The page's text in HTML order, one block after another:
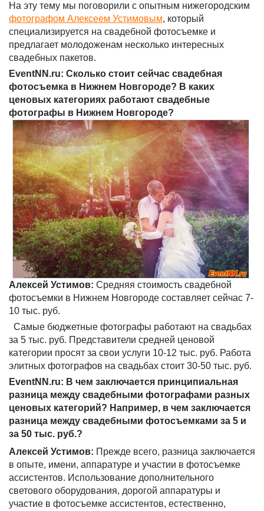
На эту тему мы поговорили с опытным нижегородским
фотографом Алексеем Устимовым, который
специализируется на свадебной фотосъемке и
предлагает молодоженам несколько интересных
свадебных пакетов.
EventNN.ru: Сколько стоит сейчас свадебная
фотосъемка в Нижнем Новгороде? В каких
ценовых категориях работают свадебные
фотографы в Нижнем Новгороде?
Алексей Устимов: Средняя стоимость свадебной
фотосъемки в Нижнем Новгороде составляет сейчас 7-
10 тыс. руб.
Самые бюджетные фотографы работают на свадьбах
за 5 тыс. руб. Представители средней ценовой
категории просят за свои услуги 10-12 тыс. руб. Работа
элитных фотографов на свадьбах стоит 30-50 тыс. руб.
EventNN.ru: В чем заключается принципиальная
разница между свадебными фотографами разных
ценовых категорий? Например, в чем заключается
разница между свадебными фотосъемками за 5 и
за 50 тыс. руб.?
Алексей Устимов: Прежде всего, разница заключается
в опыте, имени, аппаратуре и участии в фотосъемке
ассистентов. Использование дополнительного
светового оборудования, дорогой аппаратуры и
участие в фотосъемке ассистентов, естественно,